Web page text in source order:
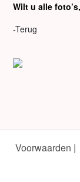
Wilt u alle
-Terug
Voorwaarden |